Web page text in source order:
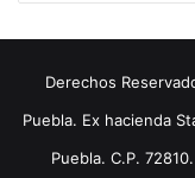
Derechos
Puebla. Ex hacienda
Puebla. C.P.